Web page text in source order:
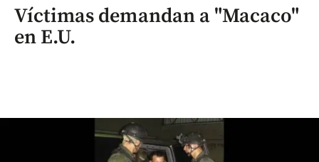
Víctimas demandan a "Macaco"
en E.U.